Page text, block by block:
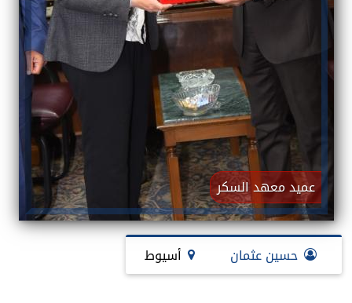
عميد معهد السكر
حسين عثمان أسيوط